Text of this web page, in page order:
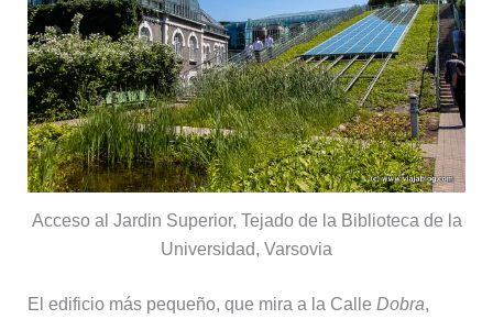
Acceso al Jardin Superior, Tejado de la Biblioteca de la
Universidad, Varsovia
El edificio más pequeño, que mira a la Calle Dobra,